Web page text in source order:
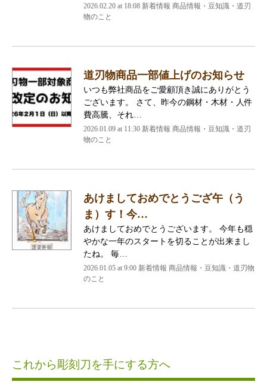
2026.02.20 at 18:08 新着情報 商品情報・豆知識・道刃
物のこと
道刃物商品一部値上げのお知らせ
いつも弊社商品をご愛顧頂き誠にありがとう
ございます。 さて、昨今の鋼材・木材・人件
費高騰、それ…
2026.01.09 at 11:30 新着情報 商品情報・豆知識・道刃
物のこと
あけましておめでとうござ午（う
ま）す！今…
あけましておめでとうございます。 今年も穏
やかな一年のスタートを切ることが出来まし
たね。 毎…
2026.01.05 at 9:00 新着情報 商品情報・豆知識・道刃物
のこと
これから彫刻刀を手にする方へ